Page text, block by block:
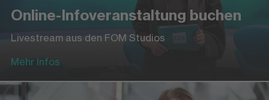
Online-Infoveranstaltung buchen
Livestream aus den FOM Studios
Mehr Infos